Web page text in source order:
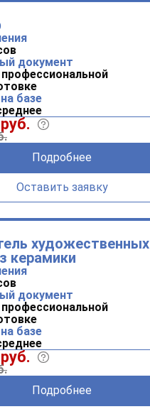
документ
базе
Подробнее
Оставить заявку
художественных
керамики
документ
базе
Подробнее